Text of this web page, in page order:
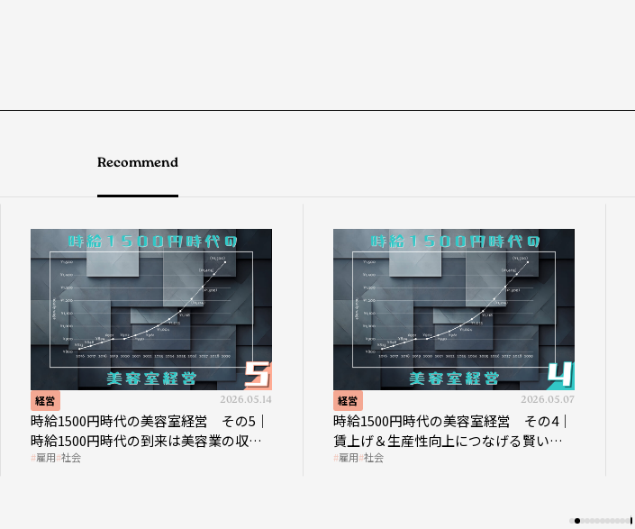
Recommend
経営 2026.05.14
時給1500円時代の美容室経営 その5｜
時給1500円時代の到来は美容業の収益
構造を見直す契機
雇用 社会
経営 2026.05.07
時給1500円時代の美容室経営 その4｜
賃上げ＆生産性向上につなげる賢い助
成金活用
雇用 社会